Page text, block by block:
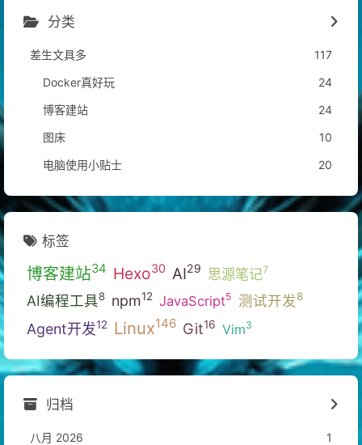
分类
差生文具多
117
Docker真好玩
24
博客建站
24
图床
10
电脑使用小贴士
20
标签
博客建站34 Hexo30 AI29 思源笔记7
AI编程工具8 npm12 JavaScript5 测试开发8
Agent开发12 Linux146 Git16 Vim3
归档
八月 2026
1